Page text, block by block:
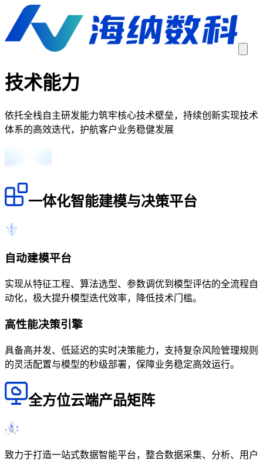
技术能力
依托全栈自主研发能力筑牢核心技术壁垒，持续创新实现技术
体系的高效迭代，护航客户业务稳健发展
一体化智能建模与决策平台
自动建模平台
实现从特征工程、算法选型、参数调优到模型评估的全流程自
动化，极大提升模型迭代效率，降低技术门槛。
高性能决策引擎
具备高并发、低延迟的实时决策能力，支持复杂风险管理规则
的灵活配置与模型的秒级部署，保障业务稳定高效运行。
全方位云端产品矩阵
致力于打造一站式数据智能平台，整合数据采集、分析、用户